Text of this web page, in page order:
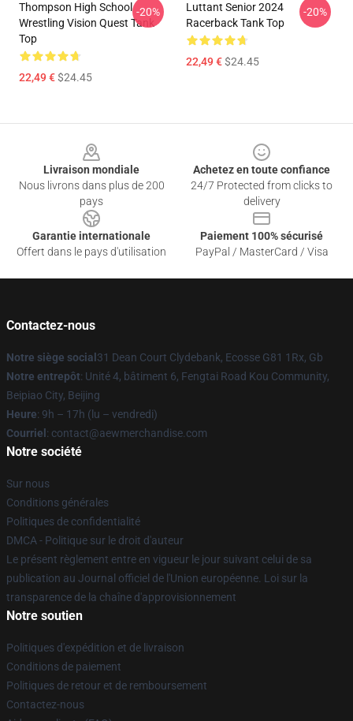
Thompson High School
Wrestling Vision Quest Tank
Top
22,49 €$24.45
-20%
Luttant Senior 2024
Racerback Tank Top
22,49 €$24.45
-20%
Livraison mondiale
Nous livrons dans plus de 200
pays
Achetez en toute confiance
24/7 Protected from clicks to
delivery
Garantie internationale
Offert dans le pays d'utilisation
Paiement 100% sécurisé
PayPal / MasterCard / Visa
Contactez-nous
Notre siège social 31 Dean Court Clydebank, Ecosse G81 1Rx, Gb
Notre entrepôt: Unité 4, bâtiment 6, Fengtai Road Kou Community,
Beipiao City, Beijing
Heure: 9h – 17h (lu – vendredi)
Courriel : contact@aewmerchandise.com
Notre société
Sur nous
Conditions générales
Politiques de confidentialité
DMCA - Politique sur le droit d'auteur
Le présent règlement entre en vigueur le jour suivant celui de sa
publication au Journal officiel de l'Union européenne. Loi sur la
transparence de la chaîne d'approvisionnement
Notre soutien
Politiques d'expédition et de livraison
Conditions de paiement
Politiques de retour et de remboursement
Contactez-nous